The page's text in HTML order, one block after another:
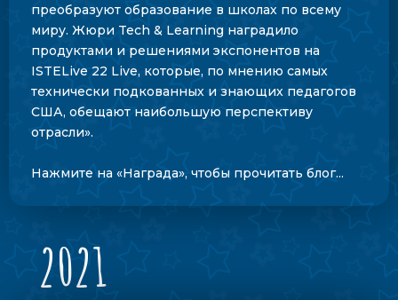
преобразуют образование в школах по всему
миру. Жюри Tech & Learning наградило
продуктами и решениями экспонентов на
ISTELive 22 Live, которые, по мнению самых
технически подкованных и знающих педагогов
США, обещают наибольшую перспективу
отрасли».
Нажмите на «Награда», чтобы прочитать блог...
2021